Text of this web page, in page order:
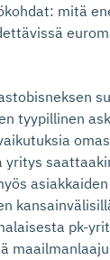
mitä
tyypillinen
yritys
pk-